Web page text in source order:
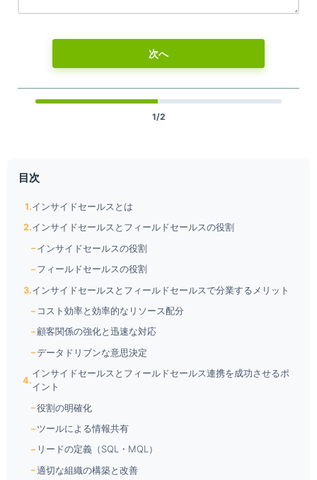
次へ
1/2
目次
インサイドセールスとは
インサイドセールスとフィールドセールスの役割
インサイドセールスの役割
フィールドセールスの役割
インサイドセールスとフィールドセールスで分業するメリット
コスト効率と効率的なリソース配分
顧客関係の強化と迅速な対応
データドリブンな意思決定
インサイドセールスとフィールドセールス連携を成功させるポ
イント
役割の明確化
ツールによる情報共有
リードの定義（SQL・MQL）
適切な組織の構築と改善